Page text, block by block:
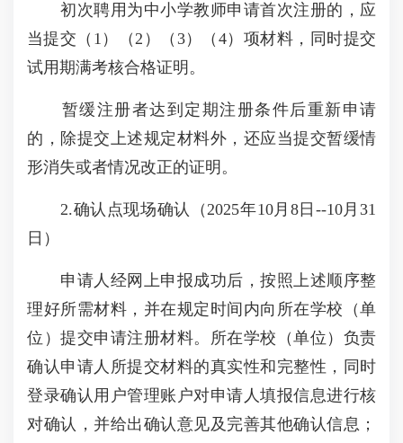
初次聘用为中小学教师申请首次注册的，应
当提交（1）（2）（3）（4）项材料，同时提交
试用期满考核合格证明。
暂缓注册者达到定期注册条件后重新申请
的，除提交上述规定材料外，还应当提交暂缓情
形消失或者情况改正的证明。
2.确认点现场确认（2025年10月8日--10月31
日）
申请人经网上申报成功后，按照上述顺序整
理好所需材料，并在规定时间内向所在学校（单
位）提交申请注册材料。所在学校（单位）负责
确认申请人所提交材料的真实性和完整性，同时
登录确认用户管理账户对申请人填报信息进行核
对确认，并给出确认意见及完善其他确认信息；